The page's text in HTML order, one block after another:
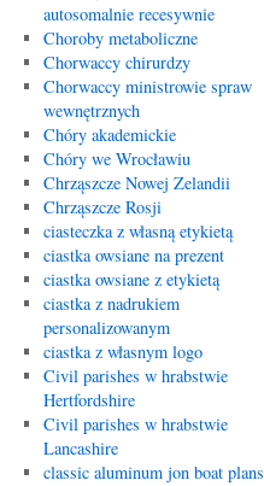
autosomalnie recesywnie
Choroby metaboliczne
Chorwaccy chirurdzy
Chorwaccy ministrowie spraw
wewnętrznych
Chóry akademickie
Chóry we Wrocławiu
Chrząszcze Nowej Zelandii
Chrząszcze Rosji
ciasteczka z własną etykietą
ciastka owsiane na prezent
ciastka owsiane z etykietą
ciastka z nadrukiem
personalizowanym
ciastka z własnym logo
Civil parishes w hrabstwie
Hertfordshire
Civil parishes w hrabstwie
Lancashire
classic aluminum jon boat plans